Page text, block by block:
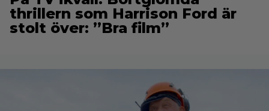
thrillern som Harrison Ford är
stolt över: ”Bra film”